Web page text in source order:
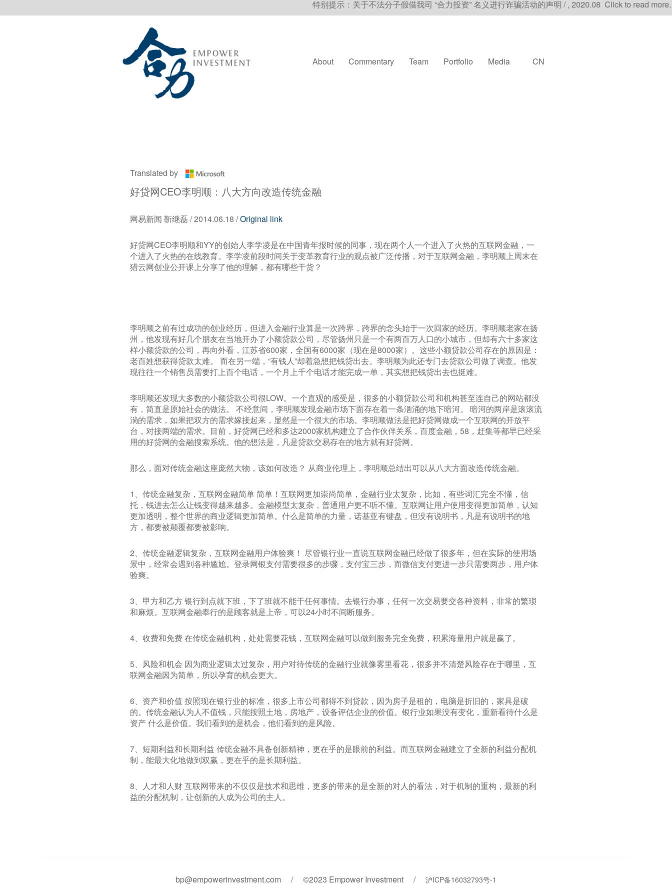
特别提示：关于不法分子假借我司 “合力投资” 名义进行诈骗活动的声明 / , 2020.08 Click to read more.
About Commentary Team Portfolio Media CN
Translated by
好贷网CEO李明顺：八大方向改造传统金融
网易新闻 靳继磊 / 2014.06.18 /Original link
好贷网CEO李明顺和YY的创始人李学凌是在中国青年报时候的同事，现在两个人一个进入了火热的互联网金融，一
个进入了火热的在线教育。李学凌前段时间关于变革教育行业的观点被广泛传播，对于互联网金融，李明顺上周末在
猎云网创业公开课上分享了他的理解，都有哪些干货？
李明顺之前有过成功的创业经历，但进入金融行业算是一次跨界，跨界的念头始于一次回家的经历。李明顺老家在扬
州，他发现有好几个朋友在当地开办了小额贷款公司，尽管扬州只是一个有两百万人口的小城市，但却有六十多家这
样小额贷款的公司，再向外看，江苏省600家，全国有6000家（现在是8000家）。这些小额贷款公司存在的原因是：
老百姓想获得贷款太难。 而在另一端，“有钱人”却着急想把钱贷出去。李明顺为此还专门去贷款公司做了调查。他发
现往往一个销售员需要打上百个电话，一个月上千个电话才能完成一单，其实想把钱贷出去也挺难。
李明顺还发现大多数的小额贷款公司很LOW。一个直观的感受是，很多的小额贷款公司和机构甚至连自己的网站都没
有，简直是原始社会的做法。 不经意间，李明顺发现金融市场下面存在着一条汹涌的地下暗河。 暗河的两岸是滚滚流
淌的需求，如果把双方的需求嫁接起来，显然是一个很大的市场。李明顺做法是把好贷网做成一个互联网的开放平
台，对接两端的需求。目前，好贷网已经和多达2000家机构建立了合作伙伴关系，百度金融，58，赶集等都早已经采
用的好贷网的金融搜索系统。他的想法是，凡是贷款交易存在的地方就有好贷网。
那么，面对传统金融这座庞然大物，该如何改造？ 从商业伦理上，李明顺总结出可以从八大方面改造传统金融。
1、传统金融复杂，互联网金融简单 简单！互联网更加崇尚简单，金融行业太复杂，比如，有些词汇完全不懂，信
托，钱进去怎么让钱变得越来越多。金融模型太复杂，普通用户更不听不懂。互联网让用户使用变得更加简单，认知
更加透明，整个世界的商业逻辑更加简单。什么是简单的力量，诺基亚有键盘，但没有说明书，凡是有说明书的地
方，都要被颠覆都要被影响。
2、传统金融逻辑复杂，互联网金融用户体验爽！ 尽管银行业一直说互联网金融已经做了很多年，但在实际的使用场
景中，经常会遇到各种尴尬。登录网银支付需要很多的步骤，支付宝三步，而微信支付更进一步只需要两步，用户体
验爽。
3、甲方和乙方 银行到点就下班，下了班就不能干任何事情。去银行办事，任何一次交易要交各种资料，非常的繁琐
和麻烦。互联网金融奉行的是顾客就是上帝，可以24小时不间断服务。
4、收费和免费 在传统金融机构，处处需要花钱，互联网金融可以做到服务完全免费，积累海量用户就是赢了。
5、风险和机会 因为商业逻辑太过复杂，用户对待传统的金融行业就像雾里看花，很多并不清楚风险存在于哪里，互
联网金融因为简单，所以孕育的机会更大。
6、资产和价值 按照现在银行业的标准，很多上市公司都得不到贷款，因为房子是租的，电脑是折旧的，家具是破
的。传统金融认为人不值钱，只能按照土地，房地产，设备评估企业的价值。银行业如果没有变化，重新看待什么是
资产 什么是价值。我们看到的是机会，他们看到的是风险。
7、短期利益和长期利益 传统金融不具备创新精神，更在乎的是眼前的利益。而互联网金融建立了全新的利益分配机
制，能最大化地做到双赢，更在乎的是长期利益。
8、人才和人财 互联网带来的不仅仅是技术和思维，更多的带来的是全新的对人的看法，对于机制的重构，最新的利
益的分配机制，让创新的人成为公司的主人。
bp@empowerinvestment.com / ©2023 Empower Investment / 沪ICP备16032793号-1